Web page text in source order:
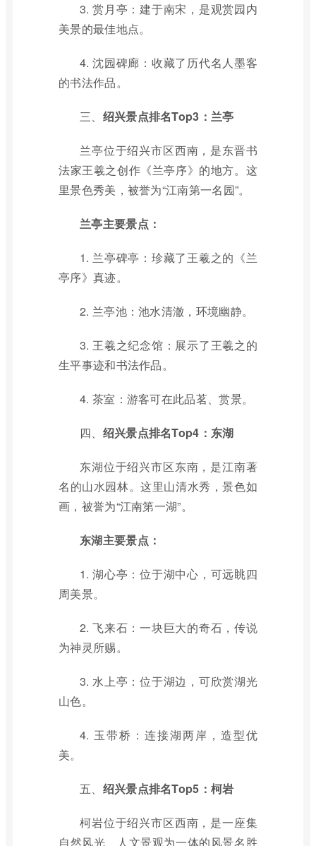
3. 赏月亭：建于南宋，是观赏园内
美景的最佳地点。
4. 沈园碑廊：收藏了历代名人墨客
的书法作品。
三、 绍兴景点排名Top3：兰亭
兰亭位于绍兴市区西南，是东晋书
法家王羲之创作《兰亭序》的地方。这
里景色秀美，被誉为“江南第一名园”。
兰亭主要景点：
1. 兰亭碑亭：珍藏了王羲之的《兰
亭序》真迹。
2. 兰亭池：池水清澈，环境幽静。
3. 王羲之纪念馆：展示了王羲之的
生平事迹和书法作品。
4. 茶室：游客可在此品茗、赏景。
四、 绍兴景点排名Top4：东湖
东湖位于绍兴市区东南，是江南著
名的山水园林。这里山清水秀，景色如
画，被誉为“江南第一湖”。
东湖主要景点：
1. 湖心亭：位于湖中心，可远眺四
周美景。
2. 飞来石：一块巨大的奇石，传说
为神灵所赐。
3. 水上亭：位于湖边，可欣赏湖光
山色。
4. 玉带桥：连接湖两岸，造型优
美。
五、 绍兴景点排名Top5：柯岩
柯岩位于绍兴市区西南，是一座集
自然风光、人文景观为一体的风景名胜